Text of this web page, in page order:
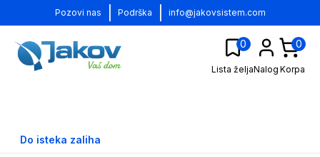
Pozovi nas Podrška info@jakovsistem.com
0
Lista željaNalog
0
Korpa
Do isteka zaliha